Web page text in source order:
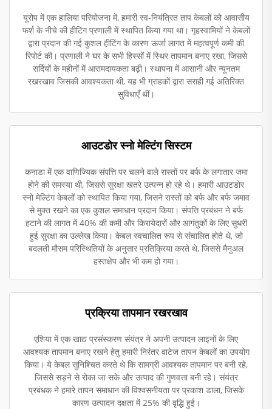
यूरोप में एक हालिया परियोजना में, हमारी स्व-नियंत्रित ताप केबलों को आवासीय
फर्श के नीचे की हीटिंग प्रणाली में स्थापित किया गया था। गृहस्वामियों ने केबलों
द्वारा प्रदान की गई कुशल हीटिंग के कारण ऊर्जा लागत में महत्वपूर्ण कमी की
रिपोर्ट की। प्रणाली ने घर के सभी हिस्सों में स्थिर तापमान बनाए रखा, जिससे
सर्दियों के महीनों में आरामदायकता बढ़ी। स्थापना में आसानी और न्यूनतम
रखरखाव जिसकी आवश्यकता थी, यह भी ग्राहकों द्वारा सराही गई अतिरिक्त
सुविधाएँ थीं।
आउटडोर स्नो मेल्टिंग सिस्टम
कनाडा में एक वाणिज्यिक संपत्ति पर चलने वाले रास्तों पर बर्फ के लगातार जमा
होने की समस्या थी, जिससे सुरक्षा खतरे उत्पन्न हो रहे थे। हमारी आउटडोर
स्नो मेल्टिंग केबलों को स्थापित किया गया, जिसने रास्तों को बर्फ और बर्फ जमाव
से मुक्त रखने का एक कुशल समाधान प्रदान किया। संपत्ति प्रबंधन ने बर्फ
हटाने की लागत में 40% की कमी और किरायेदारों और आगंतुकों के लिए सुधरी
हुई सुरक्षा का उल्लेख किया। केबल स्वचालित रूप से संचालित होते थे, जो
बदलती मौसम परिस्थितियों के अनुसार प्रतिक्रिया करते थे, जिससे मैनुअल
हस्तक्षेप और भी कम हो गया।
प्रक्रिया तापमान रखरखाव
एशिया में एक खाद्य प्रसंस्करण संयंत्र ने अपनी उत्पादन लाइनों के लिए
आवश्यक तापमान बनाए रखने हेतु हमारी निरंतर वाटेज तापन केबलों का उपयोग
किया। ये केबल सुनिश्चित करते थे कि सामग्री आवश्यक तापमान पर बनी रहे,
जिससे सड़ने से रोका जा सके और उत्पाद की गुणवत्ता बनी रहे। संयंत्र
प्रबंधक ने हमारे तापन समाधान की विश्वसनीयता पर प्रकाश डाला, जिसके
कारण उत्पादन दक्षता में 25% की वृद्धि हुई।